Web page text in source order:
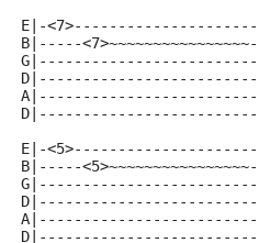
E|-<7>---------------------|
B|-----<7>~~~~~~~~~~~~~~~~-|
G|-------------------------|
D|-------------------------|
A|-------------------------|
D|-------------------------|
E|-<5>---------------------|
B|-----<5>~~~~~~~~~~~~~~~~-|
G|-------------------------|
D|-------------------------|
A|-------------------------|
D|-------------------------|